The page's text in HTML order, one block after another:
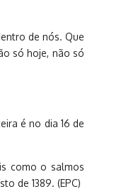
de nós. Que
só hoje, não só
é no dia 16 de
como o salmos
de 1389. (EPC)